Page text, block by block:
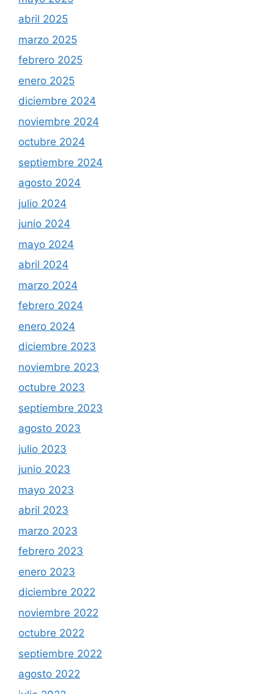
abril 2025
marzo 2025
febrero 2025
enero 2025
diciembre 2024
noviembre 2024
octubre 2024
septiembre 2024
agosto 2024
julio 2024
junio 2024
mayo 2024
abril 2024
marzo 2024
febrero 2024
enero 2024
diciembre 2023
noviembre 2023
octubre 2023
septiembre 2023
agosto 2023
julio 2023
junio 2023
mayo 2023
abril 2023
marzo 2023
febrero 2023
enero 2023
diciembre 2022
noviembre 2022
octubre 2022
septiembre 2022
agosto 2022